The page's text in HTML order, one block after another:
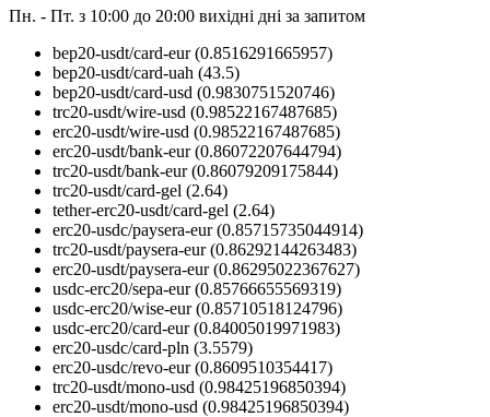
Пн. - Пт. з 10:00 до 20:00 вихідні дні за запитом
bep20-usdt/card-eur (0.8516291665957)
bep20-usdt/card-uah (43.5)
bep20-usdt/card-usd (0.9830751520746)
trc20-usdt/wire-usd (0.98522167487685)
erc20-usdt/wire-usd (0.98522167487685)
erc20-usdt/bank-eur (0.86072207644794)
trc20-usdt/bank-eur (0.86079209175844)
trc20-usdt/card-gel (2.64)
tether-erc20-usdt/card-gel (2.64)
erc20-usdc/paysera-eur (0.85715735044914)
trc20-usdt/paysera-eur (0.86292144263483)
erc20-usdt/paysera-eur (0.86295022367627)
usdc-erc20/sepa-eur (0.85766655569319)
usdc-erc20/wise-eur (0.85710518124796)
usdc-erc20/card-eur (0.84005019971983)
erc20-usdc/card-pln (3.5579)
erc20-usdc/revo-eur (0.8609510354417)
trc20-usdt/mono-usd (0.98425196850394)
erc20-usdt/mono-usd (0.98425196850394)